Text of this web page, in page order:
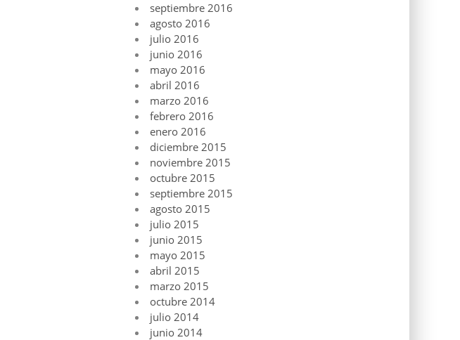
septiembre 2016
agosto 2016
julio 2016
junio 2016
mayo 2016
abril 2016
marzo 2016
febrero 2016
enero 2016
diciembre 2015
noviembre 2015
octubre 2015
septiembre 2015
agosto 2015
julio 2015
junio 2015
mayo 2015
abril 2015
marzo 2015
octubre 2014
julio 2014
junio 2014